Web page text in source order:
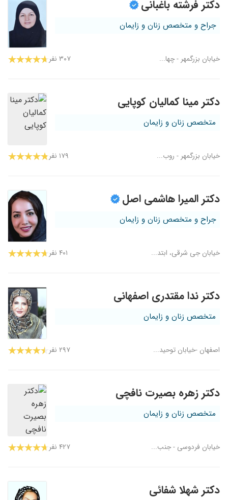
دکتر فرشته باغبانی
جراح و متخصص زنان و زایمان
خیابان بزرگمهر - چها... ۳۰۷ نفر
دکتر مینا کمالیان کوپایی
متخصص زنان و زایمان
خیابان بزرگمهر - روب... ۱۷۹ نفر
دکتر المیرا هاشمی اصل
جراح و متخصص زنان و زایمان
خیابان جی شرقی، ابتد... ۴۰۱ نفر
دکتر ندا مقتدری اصفهانی
متخصص زنان و زایمان
اصفهان -خیابان توحید... ۲۹۷ نفر
دکتر زهره بصیرت نافچی
متخصص زنان و زایمان
خیابان فردوسی - جنب... ۴۲۷ نفر
دکتر شهلا شفائی